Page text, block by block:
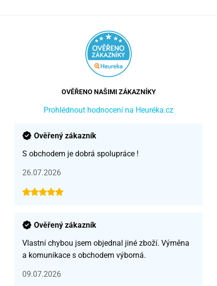
OVĚŘENO NAŠIMI ZÁKAZNÍKY
Prohlédnout hodnocení na Heuréka.cz
Ověřený zákazník
S obchodem je dobrá spolupráce !
26.07.2026
Ověřený zákazník
Vlastní chybou jsem objednal jiné zboží. Výměna
a komunikace s obchodem výborná.
09.07.2026